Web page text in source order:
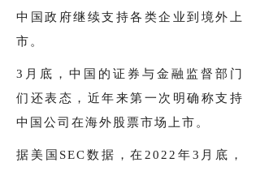
中国政府继续支持各类企业到境外上
市。
3月底，中国的证券与金融监督部门
们还表态，近年来第一次明确称支持
中国公司在海外股票市场上市。
据美国SEC数据，在2022年3月底，